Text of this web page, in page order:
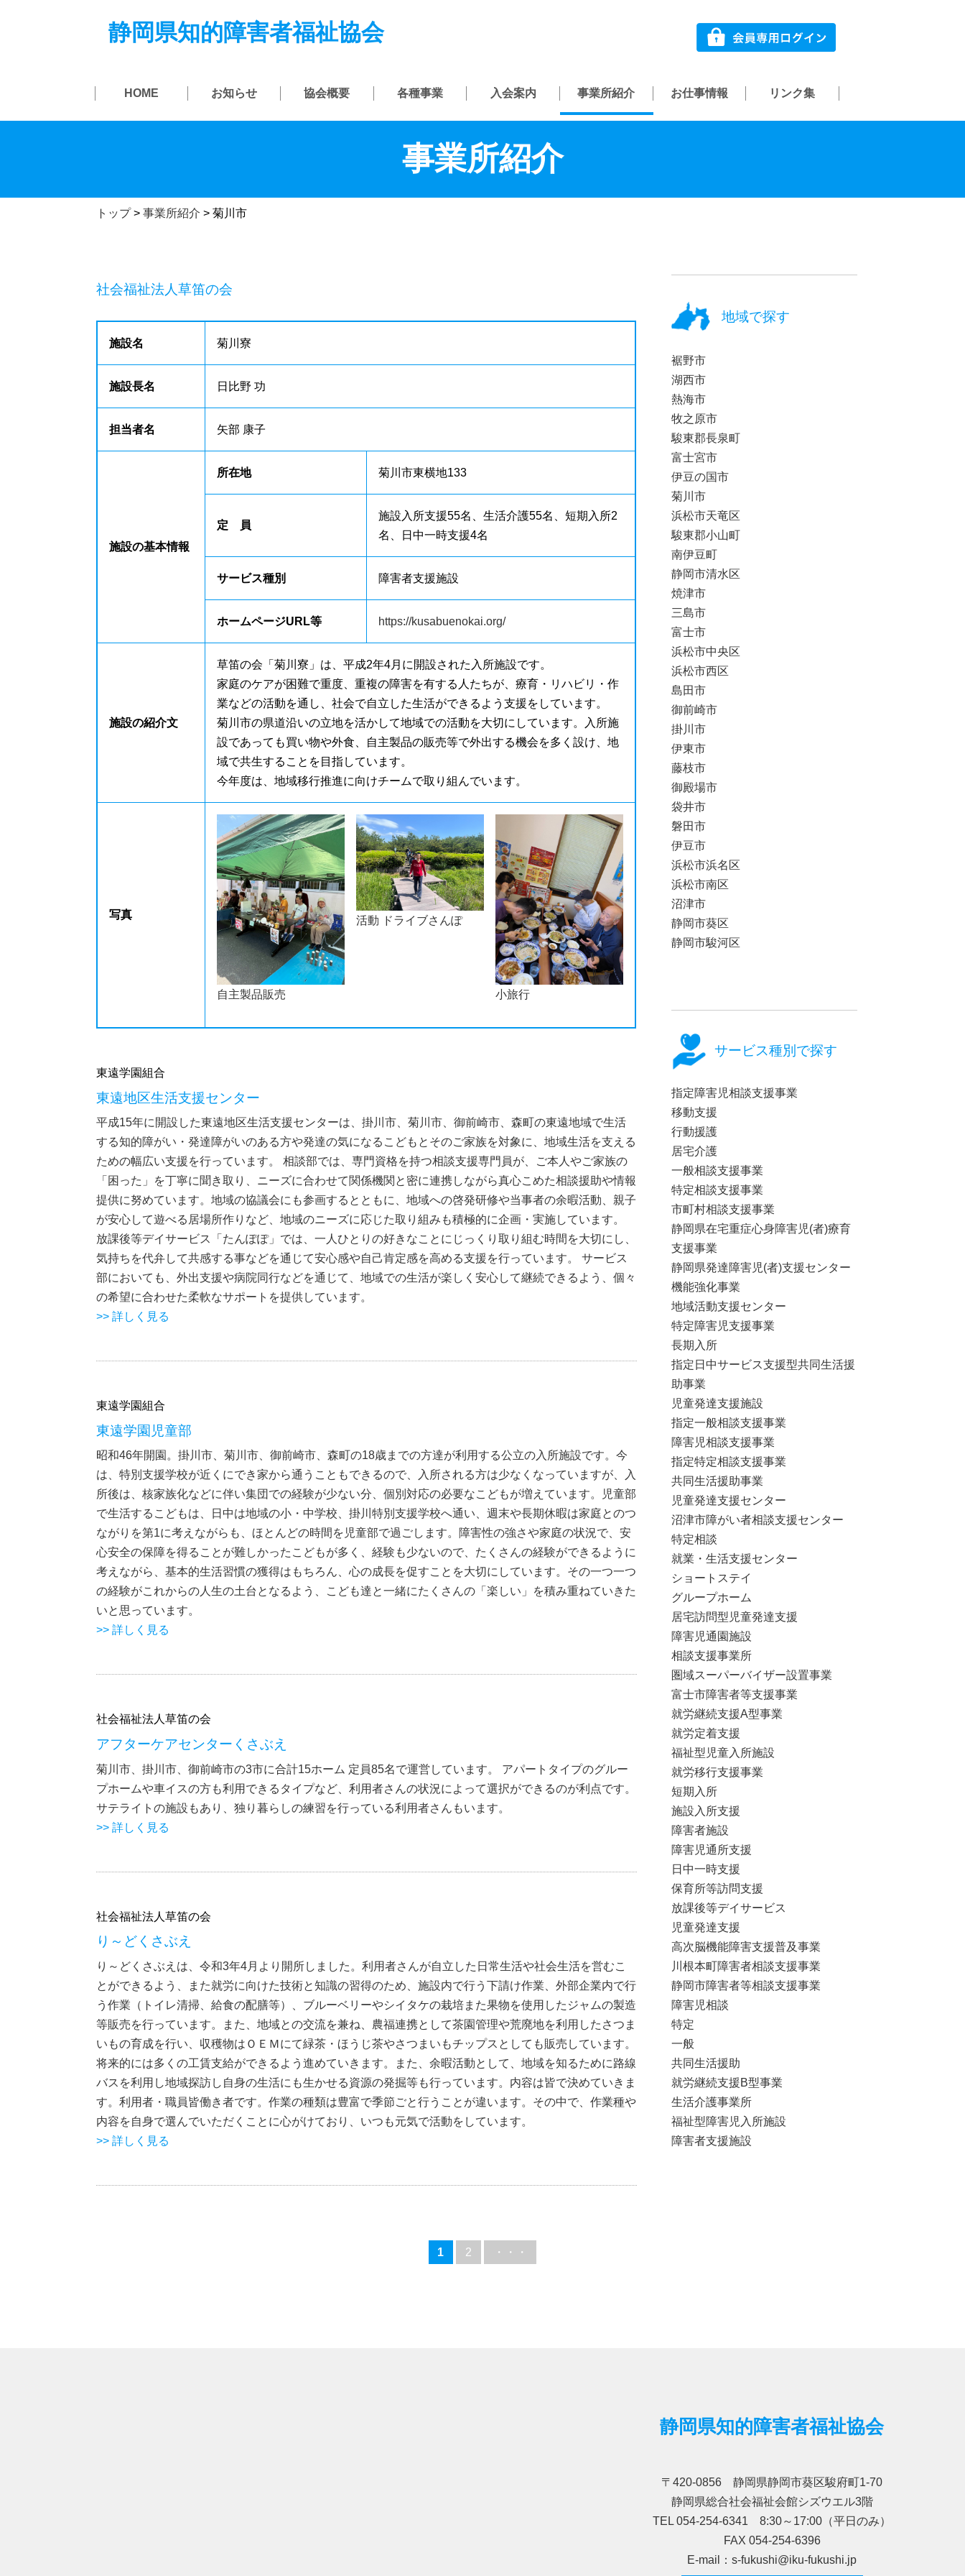
静岡県知的障害者福祉協会
HOME お知らせ 協会概要 各種事業 入会案内 事業所紹介 お仕事情報 リンク集
事業所紹介
トップ>事業所紹介 >菊川市
社会福祉法人草笛の会
施設名 菊川寮
施設長名 日比野 功
担当者名 矢部 康子
施設の基本情報
所在地 菊川市東横地133
定 員
施設入所支援55名、生活介護55名、短期入所2
名、日中一時支援4名
サービス種別 障害者支援施設
ホームページURL等 https://kusabuenokai.org/
施設の紹介文
草笛の会「菊川寮」は、平成2年4月に開設された入所施設です。
家庭のケアが困難で重度、重複の障害を有する人たちが、療育・リハビリ・作
業などの活動を通し、社会で自立した生活ができるよう支援をしています。
菊川市の県道沿いの立地を活かして地域での活動を大切にしています。入所施
設であっても買い物や外食、自主製品の販売等で外出する機会を多く設け、地
域で共生することを目指しています。
今年度は、地域移行推進に向けチームで取り組んでいます。
写真
自主製品販売
活動 ドライブさんぽ
小旅行
東遠学園組合
東遠地区生活支援センター
平成15年に開設した東遠地区生活支援センターは、掛川市、菊川市、御前崎市、森町の東遠地域で生活
する知的障がい・発達障がいのある方や発達の気になるこどもとそのご家族を対象に、地域生活を支える
ための幅広い支援を行っています。 相談部では、専門資格を持つ相談支援専門員が、ご本人やご家族の
「困った」を丁寧に聞き取り、ニーズに合わせて関係機関と密に連携しながら真心こめた相談援助や情報
提供に努めています。地域の協議会にも参画するとともに、地域への啓発研修や当事者の余暇活動、親子
が安心して遊べる居場所作りなど、地域のニーズに応じた取り組みも積極的に企画・実施しています。
放課後等デイサービス「たんぽぽ」では、一人ひとりの好きなことにじっくり取り組む時間を大切にし、
気持ちを代弁して共感する事などを通じて安心感や自己肯定感を高める支援を行っています。 サービス
部においても、外出支援や病院同行などを通じて、地域での生活が楽しく安心して継続できるよう、個々
の希望に合わせた柔軟なサポートを提供しています。
>> 詳しく見る
東遠学園組合
東遠学園児童部
昭和46年開園。掛川市、菊川市、御前崎市、森町の18歳までの方達が利用する公立の入所施設です。今
は、特別支援学校が近くにでき家から通うこともできるので、入所される方は少なくなっていますが、入
所後は、核家族化などに伴い集団での経験が少ない分、個別対応の必要なこどもが増えています。児童部
で生活するこどもは、日中は地域の小・中学校、掛川特別支援学校へ通い、週末や長期休暇は家庭とのつ
ながりを第1に考えながらも、ほとんどの時間を児童部で過ごします。障害性の強さや家庭の状況で、安
心安全の保障を得ることが難しかったこどもが多く、経験も少ないので、たくさんの経験ができるように
考えながら、基本的生活習慣の獲得はもちろん、心の成長を促すことを大切にしています。その一つ一つ
の経験がこれからの人生の土台となるよう、こども達と一緒にたくさんの「楽しい」を積み重ねていきた
いと思っています。
>> 詳しく見る
社会福祉法人草笛の会
アフターケアセンターくさぶえ
菊川市、掛川市、御前崎市の3市に合計15ホーム 定員85名で運営しています。 アパートタイプのグルー
プホームや車イスの方も利用できるタイプなど、利用者さんの状況によって選択ができるのが利点です。
サテライトの施設もあり、独り暮らしの練習を行っている利用者さんもいます。
>> 詳しく見る
社会福祉法人草笛の会
り～どくさぶえ
り～どくさぶえは、令和3年4月より開所しました。利用者さんが自立した日常生活や社会生活を営むこ
とができるよう、また就労に向けた技術と知識の習得のため、施設内で行う下請け作業、外部企業内で行
う作業（トイレ清掃、給食の配膳等）、ブルーベリーやシイタケの栽培また果物を使用したジャムの製造
等販売を行っています。また、地域との交流を兼ね、農福連携として茶園管理や荒廃地を利用したさつま
いもの育成を行い、収穫物はＯＥＭにて緑茶・ほうじ茶やさつまいもチップスとしても販売しています。
将来的には多くの工賃支給ができるよう進めていきます。また、余暇活動として、地域を知るために路線
バスを利用し地域探訪し自身の生活にも生かせる資源の発掘等も行っています。内容は皆で決めていきま
す。利用者・職員皆働き者です。作業の種類は豊富で季節ごと行うことが違います。その中で、作業種や
内容を自身で選んでいただくことに心がけており、いつも元気で活動をしています。
>> 詳しく見る
地域で探す
裾野市
湖西市
熱海市
牧之原市
駿東郡長泉町
富士宮市
伊豆の国市
菊川市
浜松市天竜区
駿東郡小山町
南伊豆町
静岡市清水区
焼津市
三島市
富士市
浜松市中央区
浜松市西区
島田市
御前崎市
掛川市
伊東市
藤枝市
御殿場市
袋井市
磐田市
伊豆市
浜松市浜名区
浜松市南区
沼津市
静岡市葵区
静岡市駿河区
サービス種別で探す
指定障害児相談支援事業
移動支援
行動援護
居宅介護
一般相談支援事業
特定相談支援事業
市町村相談支援事業
静岡県在宅重症心身障害児(者)療育
支援事業
静岡県発達障害児(者)支援センター
機能強化事業
地域活動支援センター
特定障害児支援事業
長期入所
指定日中サービス支援型共同生活援
助事業
児童発達支援施設
指定一般相談支援事業
障害児相談支援事業
指定特定相談支援事業
共同生活援助事業
児童発達支援センター
沼津市障がい者相談支援センター
特定相談
就業・生活支援センター
ショートステイ
グループホーム
居宅訪問型児童発達支援
障害児通園施設
相談支援事業所
圏域スーパーバイザー設置事業
富士市障害者等支援事業
就労継続支援A型事業
就労定着支援
福祉型児童入所施設
就労移行支援事業
短期入所
施設入所支援
障害者施設
障害児通所支援
日中一時支援
保育所等訪問支援
放課後等デイサービス
児童発達支援
高次脳機能障害支援普及事業
川根本町障害者相談支援事業
静岡市障害者等相談支援事業
障害児相談
特定
一般
共同生活援助
就労継続支援B型事業
生活介護事業所
福祉型障害児入所施設
障害者支援施設
1 2 ・・・
静岡県知的障害者福祉協会
〒420-0856 静岡県静岡市葵区駿府町1-70
静岡県総合社会福祉会館シズウエル3階
TEL 054-254-6341 8:30～17:00（平日のみ）
FAX 054-254-6396
E-mail：s-fukushi@iku-fukushi.jp